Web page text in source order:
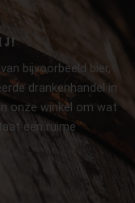
bijvoorbeeld bier,
drankenhandel in
onze winkel om wat
een ruime